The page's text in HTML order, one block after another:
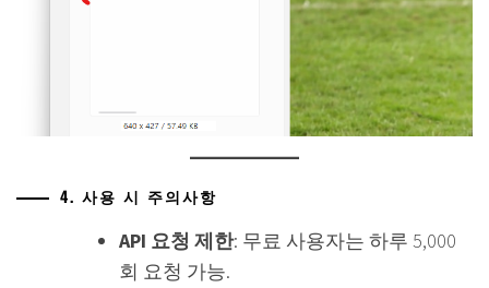
4. 사용 시 주의사항
API 요청 제한: 무료 사용자는 하루 5,000
회 요청 가능.